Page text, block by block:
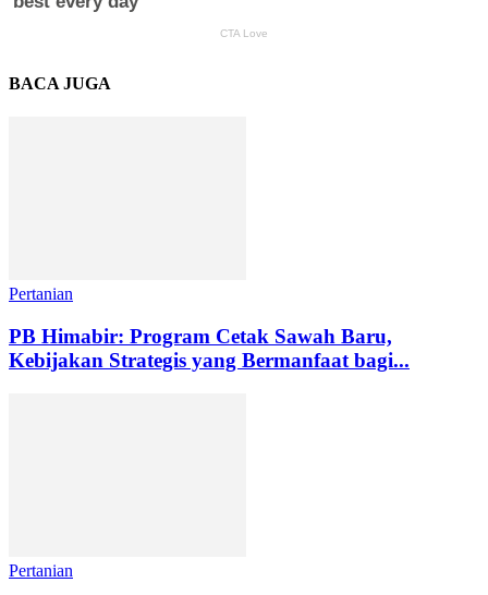
BACA JUGA
Pertanian
PB Himabir: Program Cetak Sawah Baru,
Kebijakan Strategis yang Bermanfaat bagi...
Pertanian